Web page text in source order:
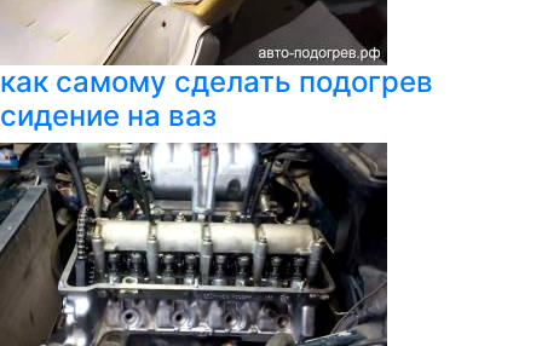
как самому сделать подогрев
сидение на ваз